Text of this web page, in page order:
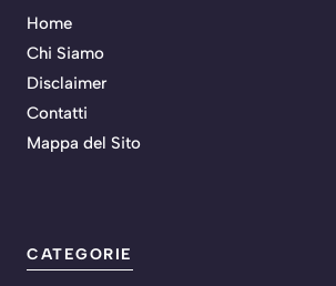
Home
Chi Siamo
Disclaimer
Contatti
Mappa del Sito
CATEGORIE